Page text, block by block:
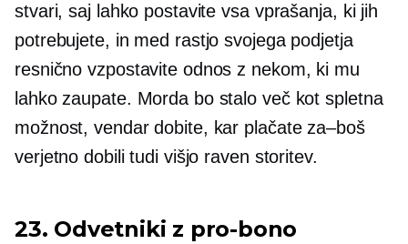
stvari, saj lahko postavite vsa vprašanja, ki jih
potrebujete, in med rastjo svojega podjetja
resnično vzpostavite odnos z nekom, ki mu
lahko zaupate. Morda bo stalo več kot spletna
možnost, vendar dobite, kar plačateza–boš
verjetno dobili tudi višjo raven storitev.
23. Odvetniki z pro-bono